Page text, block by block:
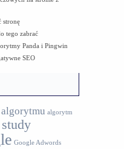
stronę
tego zabrać
Panda i Pingwin
SEO
algorytm
Google Adwords